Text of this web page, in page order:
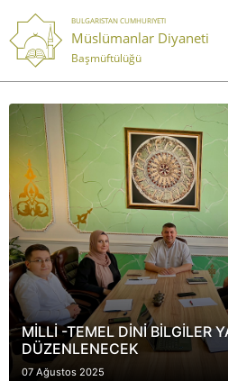
BULGARISTAN CUMHURIYETI
Müslümanlar Diyaneti
Başmüftülüğü
MİLLİ -TEMEL DİNİ BİLGİLER
DÜZENLENECEK
07 Ağustos 2025